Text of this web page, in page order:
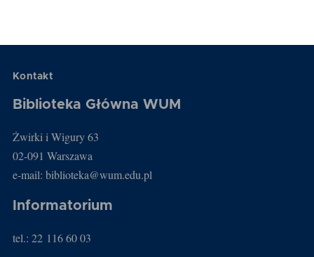
Kontakt
Biblioteka Główna WUM
Żwirki i Wigury 63
02-091 Warszawa
e-mail: biblioteka@wum.edu.pl
Informatorium
tel.: 22 116 60 03